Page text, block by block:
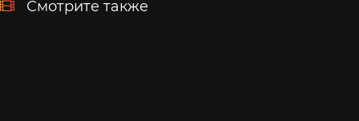
Смотрите также